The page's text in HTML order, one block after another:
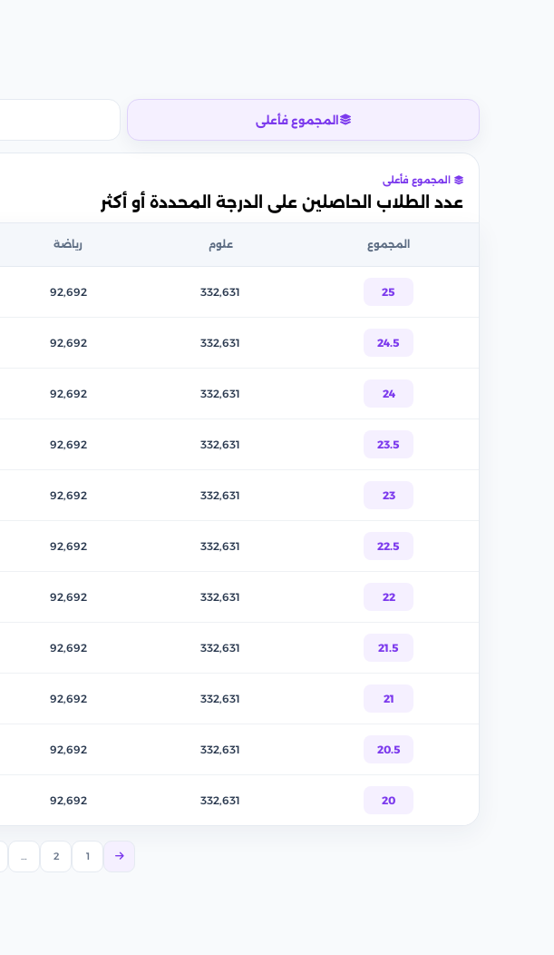
المجموع فأعلى
المجموع فأعلى
عدد الطلاب الحاصلين على الدرجة المحددة أو أكثر
المجموع علوم رياضة
25
332,631
92,692
24.5
332,631
92,692
24
332,631
92,692
23.5
332,631
92,692
23
332,631
92,692
22.5
332,631
92,692
22
332,631
92,692
21.5
332,631
92,692
21
332,631
92,692
20.5
332,631
92,692
20
332,631
92,692
1
2
…